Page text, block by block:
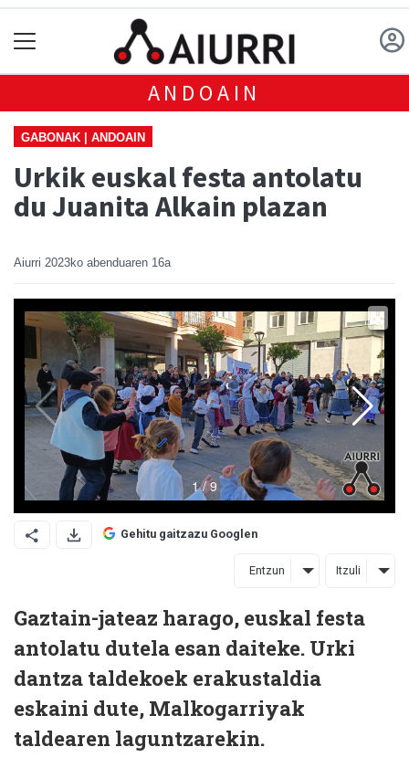
ANDOAIN
GABONAK | ANDOAIN
Urkik euskal festa antolatu
du Juanita Alkain plazan
Aiurri 2023ko abenduaren 16a
Gehitu gaitzazu Googlen
Entzun Itzuli
Gaztain-jateaz harago, euskal festa
antolatu dutela esan daiteke. Urki
dantza taldekoek erakustaldia
eskaini dute, Malkogarriyak
taldearen laguntzarekin.